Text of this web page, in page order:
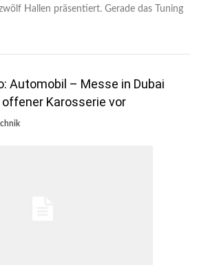
Hallen präsentiert. Gerade das Tuning
Automobil – Messe in Dubai
Karosserie vor